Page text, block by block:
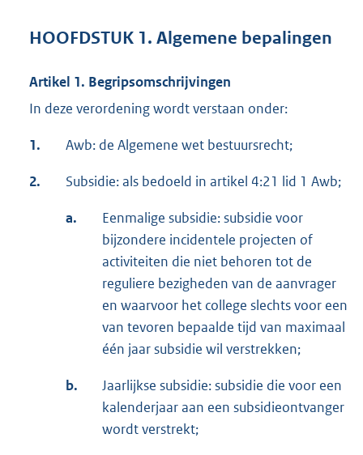
HOOFDSTUK 1. Algemene bepalingen
Artikel 1. Begripsomschrijvingen
In deze verordening wordt verstaan onder:
1. Awb: de Algemene wet bestuursrecht;
2. Subsidie: als bedoeld in artikel 4:21 lid 1 Awb;
a.
Eenmalige subsidie: subsidie voor
bijzondere incidentele projecten of
activiteiten die niet behoren tot de
reguliere bezigheden van de aanvrager
en waarvoor het college slechts voor een
van tevoren bepaalde tijd van maximaal
één jaar subsidie wil verstrekken;
b.
Jaarlijkse subsidie: subsidie die voor een
kalenderjaar aan een subsidieontvanger
wordt verstrekt;